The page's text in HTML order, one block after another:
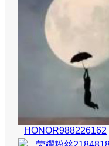
HONOR988226162